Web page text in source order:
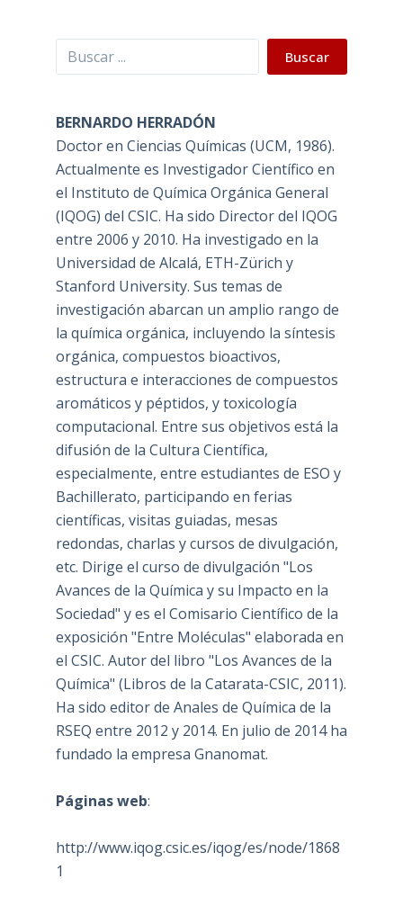
Buscar Buscar
BERNARDO HERRADÓN
Doctor en Ciencias Químicas (UCM, 1986).
Actualmente es Investigador Científico en
el Instituto de Química Orgánica General
(IQOG) del CSIC. Ha sido Director del IQOG
entre 2006 y 2010. Ha investigado en la
Universidad de Alcalá, ETH-Zürich y
Stanford University. Sus temas de
investigación abarcan un amplio rango de
la química orgánica, incluyendo la síntesis
orgánica, compuestos bioactivos,
estructura e interacciones de compuestos
aromáticos y péptidos, y toxicología
computacional. Entre sus objetivos está la
difusión de la Cultura Científica,
especialmente, entre estudiantes de ESO y
Bachillerato, participando en ferias
científicas, visitas guiadas, mesas
redondas, charlas y cursos de divulgación,
etc. Dirige el curso de divulgación "Los
Avances de la Química y su Impacto en la
Sociedad" y es el Comisario Científico de la
exposición "Entre Moléculas" elaborada en
el CSIC. Autor del libro "Los Avances de la
Química" (Libros de la Catarata-CSIC, 2011).
Ha sido editor de Anales de Química de la
RSEQ entre 2012 y 2014. En julio de 2014 ha
fundado la empresa Gnanomat.
Páginas web:
http://www.iqog.csic.es/iqog/es/node/1868
1